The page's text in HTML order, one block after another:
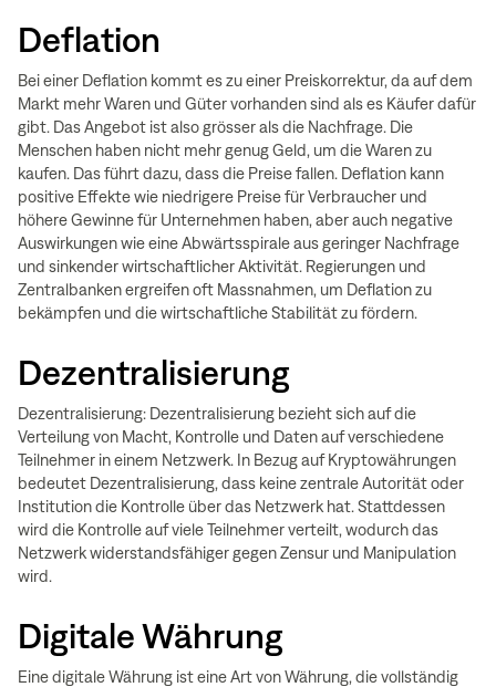
Deflation
Bei einer Deflation kommt es zu einer Preiskorrektur, da auf dem
Markt mehr Waren und Güter vorhanden sind als es Käufer dafür
gibt. Das Angebot ist also grösser als die Nachfrage. Die
Menschen haben nicht mehr genug Geld, um die Waren zu
kaufen. Das führt dazu, dass die Preise fallen. Deflation kann
positive Effekte wie niedrigere Preise für Verbraucher und
höhere Gewinne für Unternehmen haben, aber auch negative
Auswirkungen wie eine Abwärtsspirale aus geringer Nachfrage
und sinkender wirtschaftlicher Aktivität. Regierungen und
Zentralbanken ergreifen oft Massnahmen, um Deflation zu
bekämpfen und die wirtschaftliche Stabilität zu fördern.
Dezentralisierung
Dezentralisierung: Dezentralisierung bezieht sich auf die
Verteilung von Macht, Kontrolle und Daten auf verschiedene
Teilnehmer in einem Netzwerk. In Bezug auf Kryptowährungen
bedeutet Dezentralisierung, dass keine zentrale Autorität oder
Institution die Kontrolle über das Netzwerk hat. Stattdessen
wird die Kontrolle auf viele Teilnehmer verteilt, wodurch das
Netzwerk widerstandsfähiger gegen Zensur und Manipulation
wird.
Digitale Währung
Eine digitale Währung ist eine Art von Währung, die vollständig